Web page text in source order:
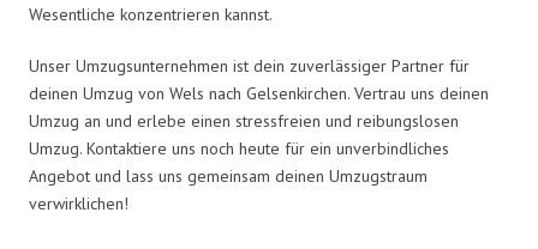
Wesentliche konzentrieren kannst.
Unser Umzugsunternehmen ist dein zuverlässiger Partner für
deinen Umzug von Wels nach Gelsenkirchen. Vertrau uns deinen
Umzug an und erlebe einen stressfreien und reibungslosen
Umzug. Kontaktiere uns noch heute für ein unverbindliches
Angebot und lass uns gemeinsam deinen Umzugstraum
verwirklichen!